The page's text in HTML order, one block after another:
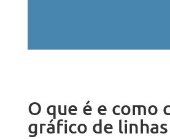
O que é e como
gráfico de